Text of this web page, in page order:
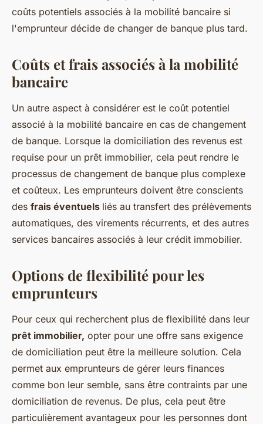
coûts potentiels associés à la mobilité bancaire si
l'emprunteur décide de changer de banque plus tard.
Coûts et frais associés à la mobilité
bancaire
Un autre aspect à considérer est le coût potentiel
associé à la mobilité bancaire en cas de changement
de banque. Lorsque la domiciliation des revenus est
requise pour un prêt immobilier, cela peut rendre le
processus de changement de banque plus complexe
et coûteux. Les emprunteurs doivent être conscients
des frais éventuels liés au transfert des prélèvements
automatiques, des virements récurrents, et des autres
services bancaires associés à leur crédit immobilier.
Options de flexibilité pour les
emprunteurs
Pour ceux qui recherchent plus de flexibilité dans leur
prêt immobilier, opter pour une offre sans exigence
de domiciliation peut être la meilleure solution. Cela
permet aux emprunteurs de gérer leurs finances
comme bon leur semble, sans être contraints par une
domiciliation de revenus. De plus, cela peut être
particulièrement avantageux pour les personnes dont